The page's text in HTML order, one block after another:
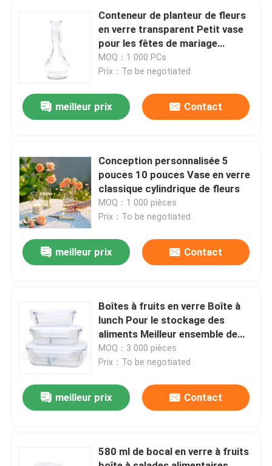
Aperçu
A propos de nous
Visite d'usine
Contrôle de la qualité
Demande de soumission
Bouteilles en verre
Conteneur de planteur de fleurs
en verre transparent Petit vase
pour les fêtes de mariage
Événement Décoration de bureau
à domicile
MOQ：1 000 PCs
Prix：To be negotiated
meilleur prix Contact
Conception personnalisée 5
pouces 10 pouces Vase en verre
classique cylindrique de fleurs
MOQ：1 000 pièces
Prix：To be negotiated
meilleur prix Contact
Boîtes à fruits en verre Boîte à
lunch Pour le stockage des
aliments Meilleur ensemble de
cuisine Conteneurs
MOQ：3 000 pièces
Prix：To be negotiated
meilleur prix Contact
580 ml de bocal en verre à fruits